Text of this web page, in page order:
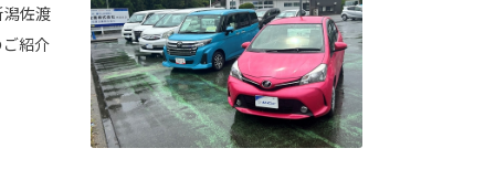
潟佐渡
紹介